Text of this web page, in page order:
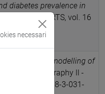
diabetes prevalence in
REPORTS, vol. 16
temporal modelling of
and Demography II -
2024 (ISBN 978-3-031-
necessari